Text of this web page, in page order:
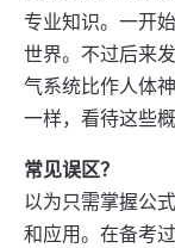
专业知识。一开
世界。不过后来
气系统比作人体
一样，看待这些
常见误区？
以为只需掌握公
和应用。在备考